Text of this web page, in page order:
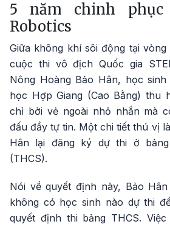
5 năm chinh phục
Robotics
Giữa không khí sôi động tại
cuộc thi vô địch Quốc gia
Nông Hoàng Bảo Hân, học
học Hợp Giang (Cao Bằng) thu
chỉ bởi vẻ ngoài nhỏ nhắn mà
đấu đầy tự tin. Một chi tiết thú vị
Hân lại đăng ký dự thi ở
(THCS).
Nói về quyết định này, Bảo
không có học sinh nào dự thi
quyết định thi bảng THCS.